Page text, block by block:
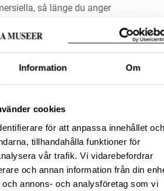
Information Om
cookies
för att anpassa innehållet och
tillhandahålla funktioner för
vår trafik. Vi vidarebefordrar
och annan information från din
annons- och analysföretag som vi
björnhuvudformat bryne
Bryne
95225_HST
image/jpeg
cbcb61d0-31a9-4f6f-8583-
så länge du anger